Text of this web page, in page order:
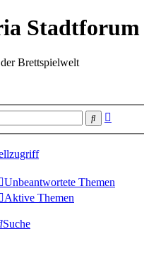
Stadtforum
Brettspielwelt
Suche
Unbeantwortete Themen
Aktive Themen
Suche